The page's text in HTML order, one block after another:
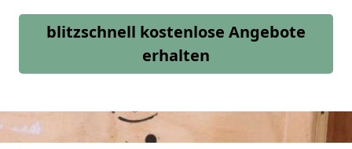
blitzschnell kostenlose Angebote
erhalten